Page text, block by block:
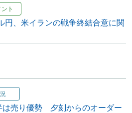
円、米イランの戦争終結合意に関
は売り優勢 夕刻からのオーダー